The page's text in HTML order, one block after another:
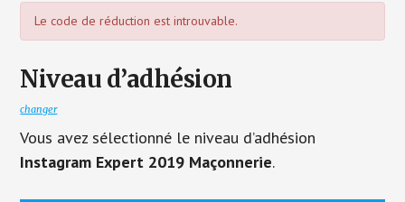
Le code de réduction est introuvable.
Niveau d’adhésion
changer
Vous avez sélectionné le niveau d’adhésion
Instagram Expert 2019 Maçonnerie.